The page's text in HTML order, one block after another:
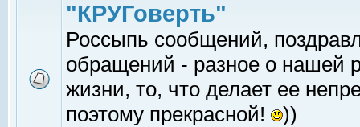
"КРУГоверть"
Россыпь сообщений,
обращений - разное о нашей
жизни, то, что делает ее
поэтому прекрасной!
))